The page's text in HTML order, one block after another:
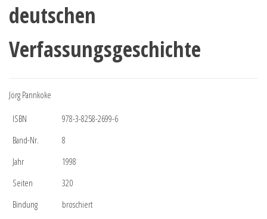
deutschen
Verfassungsgeschichte
Jörg Pannkoke
ISBN
978-3-8258-2699-6
Band-Nr.
8
Jahr
1998
Seiten
320
Bindung
broschiert